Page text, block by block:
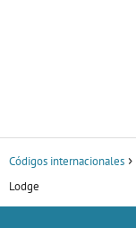
Códigos internacionales
Lodge